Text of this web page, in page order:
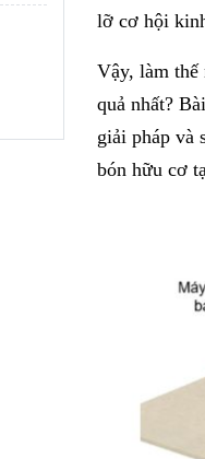
lỡ cơ hội
Vậy, làm thế
quả nhất?
giải pháp và
bón hữu cơ